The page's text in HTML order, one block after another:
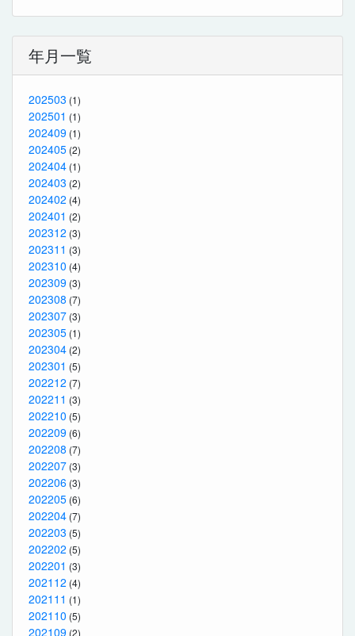
年月一覧
202503 (1)
202501 (1)
202409 (1)
202405 (2)
202404 (1)
202403 (2)
202402 (4)
202401 (2)
202312 (3)
202311 (3)
202310 (4)
202309 (3)
202308 (7)
202307 (3)
202305 (1)
202304 (2)
202301 (5)
202212 (7)
202211 (3)
202210 (5)
202209 (6)
202208 (7)
202207 (3)
202206 (3)
202205 (6)
202204 (7)
202203 (5)
202202 (5)
202201 (3)
202112 (4)
202111 (1)
202110 (5)
202109 (2)